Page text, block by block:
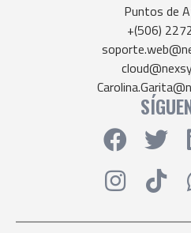
Puntos de
+(506)